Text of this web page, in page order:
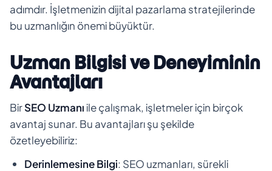
adımdır. İşletmenizin dijital pazarlama stratejilerinde
bu uzmanlığın önemi büyüktür.
Uzman Bilgisi ve Deneyiminin
Avantajları
BirSEO Uzmanıile çalışmak, işletmeler için birçok
avantaj sunar. Bu avantajları şu şekilde
özetleyebiliriz:
Derinlemesine Bilgi: SEO uzmanları, sürekli